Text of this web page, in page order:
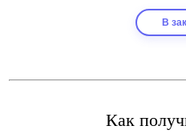
В
Как